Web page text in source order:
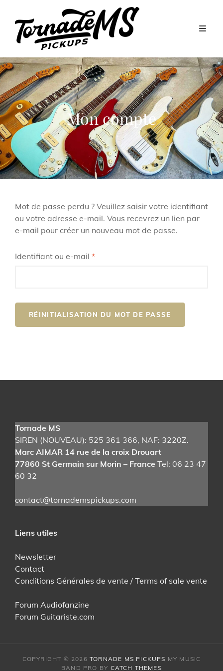
Mon compte
Mot de passe perdu ? Veuillez saisir votre identifiant
ou votre adresse e-mail. Vous recevrez un lien par
e-mail pour créer un nouveau mot de passe.
Identifiant ou e-mail *Obligatoire
RÉINITIALISATION DU MOT DE PASSE
Tornade MS
SIREN (NOUVEAU): 525 361 366, NAF: 3220Z.
Marc AIMAR 14 rue de la croix Drouart
77860 St Germain sur Morin – France Tel: 06 23 47
60 32
contact@tornademspickups.com
Liens utiles
Newsletter
Contact
Conditions Générales de vente / Terms of sale vente
Forum Audiofanzine
Forum Guitariste.com
COPYRIGHT © 2026 TORNADE MS PICKUPS MY MUSIC
BAND PRO BY CATCH THEMES